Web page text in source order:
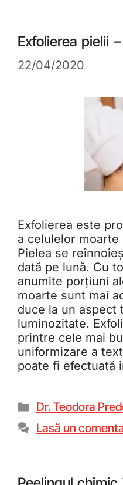
Exfolierea pielii
22/04/2020
Exfolierea este
a celulelor
Pielea se
dată pe lună. Cu
anumite porțiuni
moarte sunt mai
duce la un aspect
luminozitate.
printre cele mai
uniformizare a
poate fi efectuată
Dr. Teodora
Lasă un